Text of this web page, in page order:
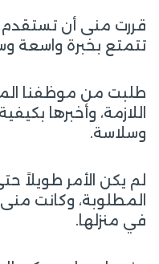
قررت منى أن تستقدم
تتمتع بخبرة واسعة
طلبت من موظفنا
اللازمة، وأخبرها
وسلاسة.
لم يكن الأمر طويلاً
المطلوبة، وكانت
في منزلها.